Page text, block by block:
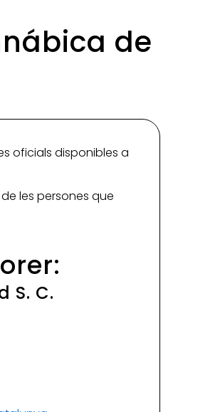
de
oficials disponibles a
les persones que
S. C.